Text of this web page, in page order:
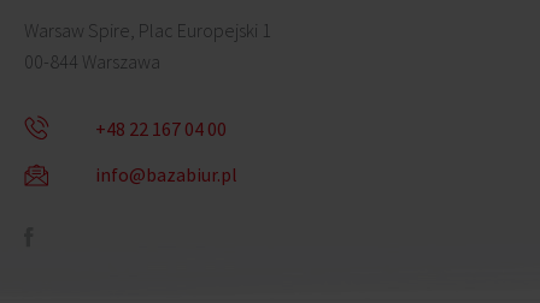
Warsaw Spire, Plac Europejski 1
00-844 Warszawa
+48 22 167 04 00
info@bazabiur.pl